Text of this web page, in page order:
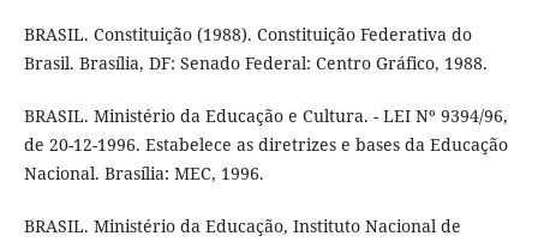
BRASIL. Constituição (1988). Constituição Federativa do
Brasil. Brasília, DF: Senado Federal: Centro Gráfico, 1988.
BRASIL. Ministério da Educação e Cultura. - LEI Nº 9394/96,
de 20-12-1996. Estabelece as diretrizes e bases da Educação
Nacional. Brasília: MEC, 1996.
BRASIL. Ministério da Educação, Instituto Nacional de